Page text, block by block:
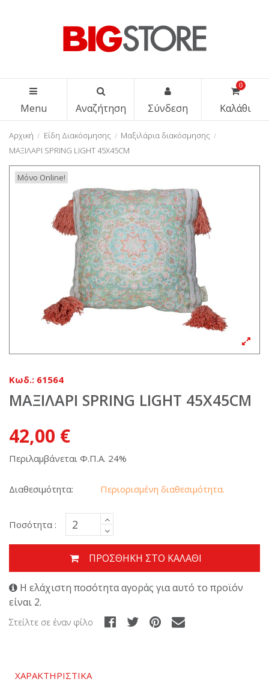
Menu Αναζήτηση Σύνδεση
0
Καλάθι
Αρχική Είδη Διακόσμησης
Μαξιλάρια διακόσμησης
ΜΑΞΙΛΑΡΙ SPRING LIGHT 45X45CM
Μόνο Online!
Κωδ.: 61564
ΜΑΞΙΛΑΡΙ SPRING LIGHT 45X45CM
42,00 €
Περιλαμβάνεται Φ.Π.Α. 24%
Διαθεσιμότητα: Περιορισμένη διαθεσιμότητα.
Ποσότητα :
ΠΡΟΣΘΉΚΗ ΣΤΟ ΚΑΛΆΘΙ
Η ελάχιστη ποσότητα αγοράς για αυτό το προϊόν
είναι 2.
Στείλτε σε έναν φίλο
ΧΑΡΑΚΤΗΡΙΣΤΙΚΆ